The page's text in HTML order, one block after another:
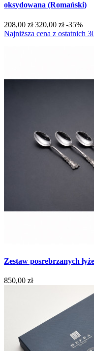
oksydowana (Romański)
208,00 zł 320,00 zł -35%
Najniższa cena z ostatnich
Zestaw posrebrzanych
850,00 zł